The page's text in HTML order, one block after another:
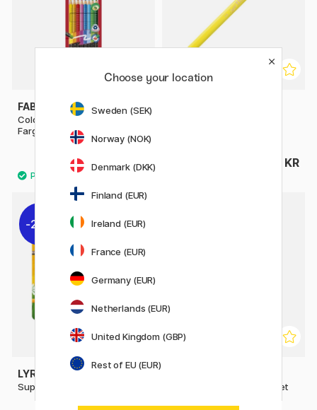
FABER-CASTELL
Colour Grip Erasable
Fargeblyanter - Set of 10
148 KR
185 KR 34 KR
20%
LYRA
Super Ferby 18-set Be-bè Fargeblyanter 12-set
Choose your location
Sweden (SEK)
Norway (NOK)
Denmark (DKK)
Finland (EUR)
Ireland (EUR)
France (EUR)
Germany (EUR)
Netherlands (EUR)
United Kingdom (GBP)
Rest of EU (EUR)